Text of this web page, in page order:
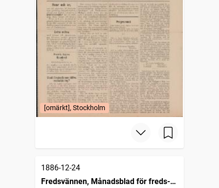
[omärkt], Stockholm
1886-12-24
Fredsvännen, Månadsblad för freds-